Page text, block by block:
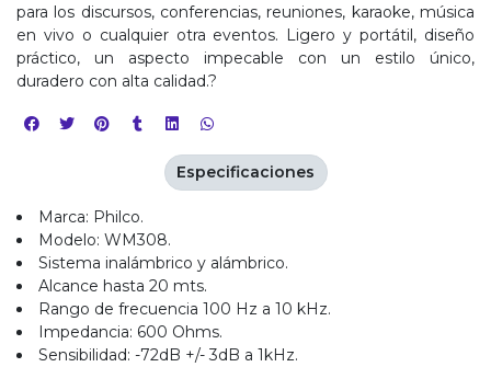
para los discursos, conferencias, reuniones, karaoke, música
en vivo o cualquier otra eventos. Ligero y portátil, diseño
práctico, un aspecto impecable con un estilo único,
duradero con alta calidad.?
Marca: Philco.
Modelo: WM308.
Sistema inalámbrico y alámbrico.
Alcance hasta 20 mts.
Rango de frecuencia 100 Hz a 10 kHz.
Impedancia: 600 Ohms.
Sensibilidad: -72dB +/- 3dB a 1kHz.
Especificaciones